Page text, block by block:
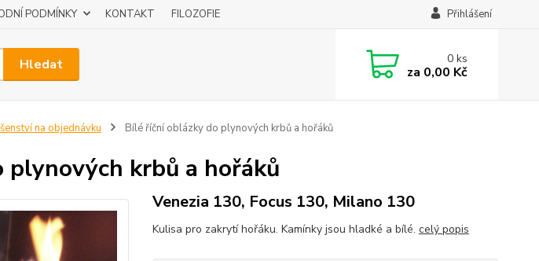
PODMÍNKY KONTAKT FILOZOFIE Přihlášení
Hledat 0ks
za 0,00 Kč
na objednávku Bílé říční oblázky do plynových krbů a hořáků
krbů a hořáků
Venezia 130, Focus 130, Milano 130
Kulisa pro zakrytí hořáku. Kamínky jsou hladké a bílé. celý popis